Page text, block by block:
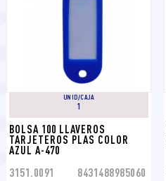
UNID/CAJA
1
BOLSA 100 LLAVEROS
TARJETEROS PLAS COLOR
AZUL A-470
3151.0091 8431488985060